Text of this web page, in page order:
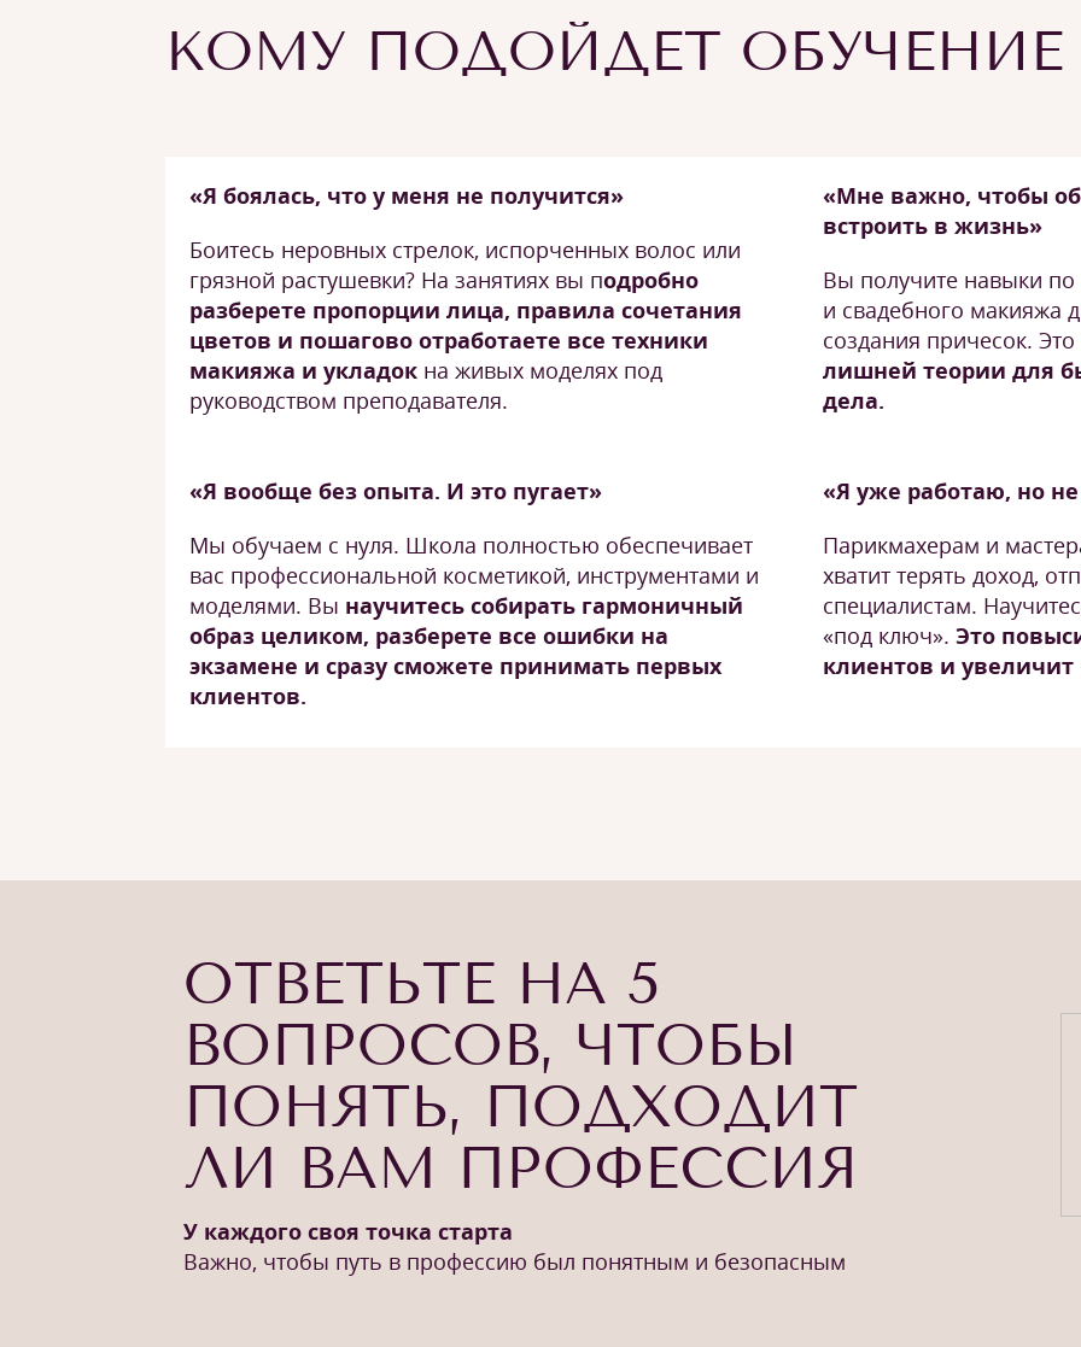
КОМУ ПОДОЙДЕТ ОБУЧЕНИЕ
«Я боялась, что у меня не получится»
Боитесь неровных стрелок, испорченных волос или
грязной растушевки? На занятиях вы подробно
разберете пропорции лица, правила сочетания
цветов и пошагово отработаете все техники
макияжа и укладок на живых моделях под
руководством преподавателя.
«Мне важно, чтобы
встроить в жизнь»
Вы получите навыки
и свадебного макияжа
создания причесок. Это
лишней теории для
дела.
«Я вообще без опыта. И это пугает»
Мы обучаем с нуля. Школа полностью обеспечивает
вас профессиональной косметикой, инструментами и
моделями. Вы научитесь собирать гармоничный
образ целиком, разберете все ошибки на
экзамене и сразу сможете принимать первых
клиентов.
«Я уже работаю, но
Парикмахерам и
хватит терять доход,
специалистам.
«под ключ». Это
клиентов и
ОТВЕТЬТЕ НА 5
ВОПРОСОВ, ЧТОБЫ
ПОНЯТЬ, ПОДХОДИТ
ЛИ ВАМ ПРОФЕССИЯ
У каждого своя точка старта
Важно, чтобы путь в профессию был понятным и безопасным